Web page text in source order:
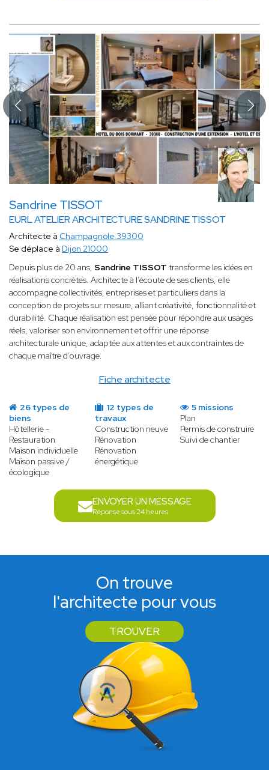
Sandrine TISSOT
EURL ATELIER ARCHITECTURE SANDRINE TISSOT
Fiche architecte
Architecte à Champagnole 39300
Se déplace à Dijon 21000
Depuis plus de 20 ans, Sandrine TISSOT transforme les idées en
réalisations concrètes. Architecte à l’écoute de ses clients, elle
accompagne collectivités, entreprises et particuliers dans la
conception de projets sur mesure, alliant créativité, fonctionnalité et
durabilité. Chaque réalisation est pensée pour répondre aux usages
réels, valoriser son environnement et offrir une réponse
architecturale unique, adaptée aux attentes et aux contraintes de
chaque maître d’ouvrage.
26 types de
biens
Hôtellerie -
Restauration
Maison individuelle
Maison passive /
écologique
12 types de
travaux
Construction neuve
Rénovation
Rénovation
énergétique
5 missions
Plan
Permis de construire
Suivi de chantier
ENVOYER UN MESSAGE
Réponse sous 24 heures
On trouve
l'architecte pour vous
TROUVER